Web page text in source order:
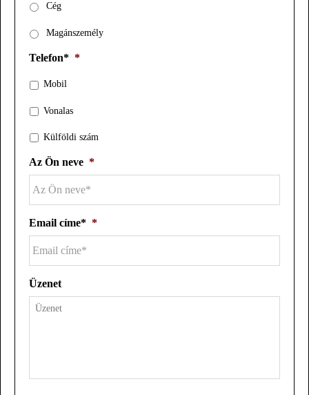
Cég
Magánszemély
Telefon* *
Mobil
Vonalas
Külföldi szám
Az Ön neve *
Email címe* *
Üzenet